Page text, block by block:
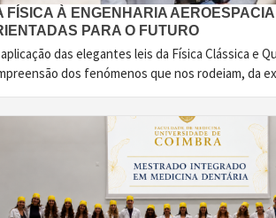
FÍSICA À ENGENHARIA
PARA O FUTURO
das elegantes leis da Física Clássica e
dos fenómenos que nos rodeiam, da